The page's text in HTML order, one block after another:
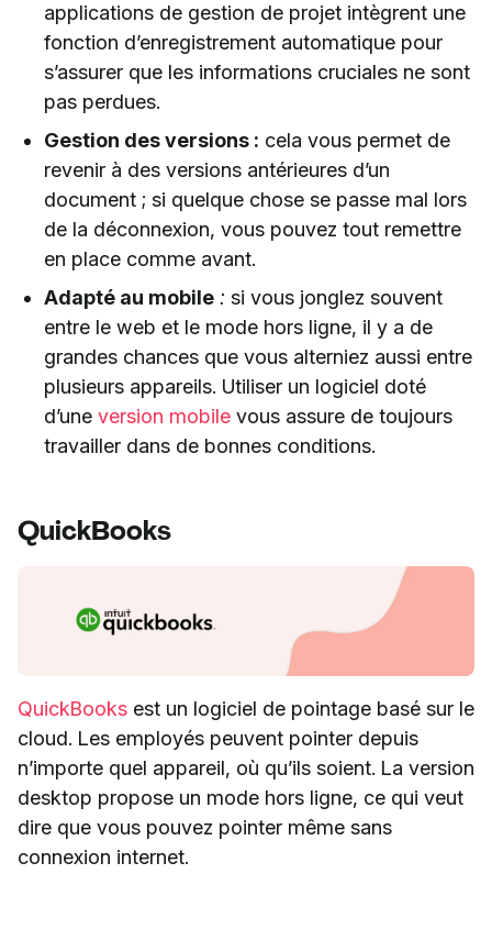
applications de gestion de projet intègrent une
fonction d’enregistrement automatique pour
s’assurer que les informations cruciales ne sont
pas perdues.
Gestion des versions : cela vous permet de
revenir à des versions antérieures d’un
document ; si quelque chose se passe mal lors
de la déconnexion, vous pouvez tout remettre
en place comme avant.
Adapté au mobile : si vous jonglez souvent
entre le web et le mode hors ligne, il y a de
grandes chances que vous alterniez aussi entre
plusieurs appareils. Utiliser un logiciel doté
d’une version mobile vous assure de toujours
travailler dans de bonnes conditions.
QuickBooks
QuickBooks est un logiciel de pointage basé sur le
cloud. Les employés peuvent pointer depuis
n’importe quel appareil, où qu’ils soient. La version
desktop propose un mode hors ligne, ce qui veut
dire que vous pouvez pointer même sans
connexion internet.